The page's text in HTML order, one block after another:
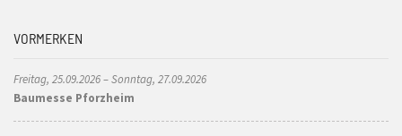
VORMERKEN
Freitag, 25.09.2026 – Sonntag, 27.09.2026
Baumesse Pforzheim